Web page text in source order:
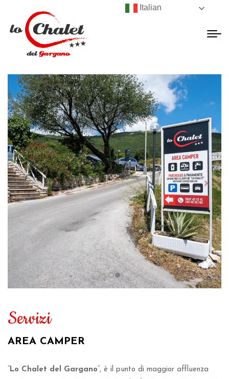
Servizi
AREA CAMPER
Lo Chalet del Gargano “, è il punto di maggior affluenza
Italian